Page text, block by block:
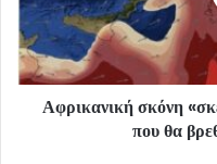
Αφρικανική σκόνη
που θα